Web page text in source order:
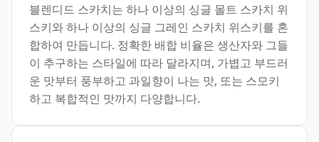
블렌디드 스카치는 하나 이상의 싱글 몰트 스카치 위
스키와 하나 이상의 싱글 그레인 스카치 위스키를 혼
합하여 만듭니다. 정확한 배합 비율은 생산자와 그들
이 추구하는 스타일에 따라 달라지며, 가볍고 부드러
운 맛부터 풍부하고 과일향이 나는 맛, 또는 스모키
하고 복합적인 맛까지 다양합니다.